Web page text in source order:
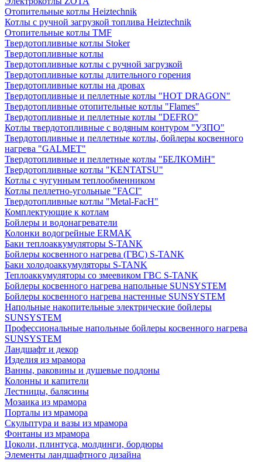
Отопительные котлы Heiztechnik
Котлы с ручной загрузкой топлива Heiztechnik
Отопительные котлы TMF
Твердотопливные котлы Stoker
Твердотопливные котлы
Твердотопливные котлы с ручной загрузкой
Твердотопливные котлы длительного горения
Твердотопливные котлы на дровах
Твердотопливные и пеллетные котлы "HOT DRAGON"
Твердотопливные отопительные котлы "Flames"
Твердотопливные и пеллетные котлы "DEFRO"
Котлы твердотопливные с водяным контуром "УЗПО"
Твердотопливные и пеллетные котлы, бойлеры косвенного
нагрева "GALMET"
Твердотопливные и пеллетные котлы "БЕЛКОМiН"
Твердотопливные котлы "KENTATSU"
Котлы с чугунным теплообменником
Котлы пеллетно-угольные "FACI"
Твердотопливные котлы "Metal-FacH"
Комплектующие к котлам
Бойлеры и водонагреватели
Колонки водогрейные ERMAK
Баки теплоаккумуляторы S-TANK
Бойлеры косвенного нагрева (ГВС) S-TANK
Баки холодоаккумуляторы S-TANK
Теплоаккумуляторы со змеевиком ГВС S-TANK
Бойлеры косвенного нагрева напольные SUNSYSTEM
Бойлеры косвенного нагрева настенные SUNSYSTEM
Напольные накопительные электрические бойлеры
SUNSYSTEM
Профессиональные напольные бойлеры косвенного нагрева
SUNSYSTEM
Ландшафт и декор
Изделия из мрамора
Ванны, раковины и душевые поддоны
Колонны и капители
Лестницы, балясины
Мозаика из мрамора
Порталы из мрамора
Скульптура и вазы из мрамора
Фонтаны из мрамора
Цоколи, плинтуса, молдинги, бордюры
Элементы ландшафтного дизайна